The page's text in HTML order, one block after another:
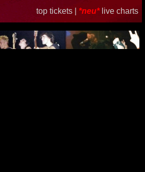
top tickets | *neu* live charts